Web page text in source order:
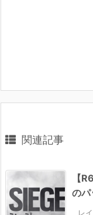
関連記事
【
のパ
レ